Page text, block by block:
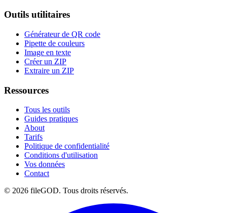
Outils utilitaires
Générateur de QR code
Pipette de couleurs
Image en texte
Créer un ZIP
Extraire un ZIP
Ressources
Tous les outils
Guides pratiques
About
Tarifs
Politique de confidentialité
Conditions d'utilisation
Vos données
Contact
© 2026 fileGOD. Tous droits réservés.